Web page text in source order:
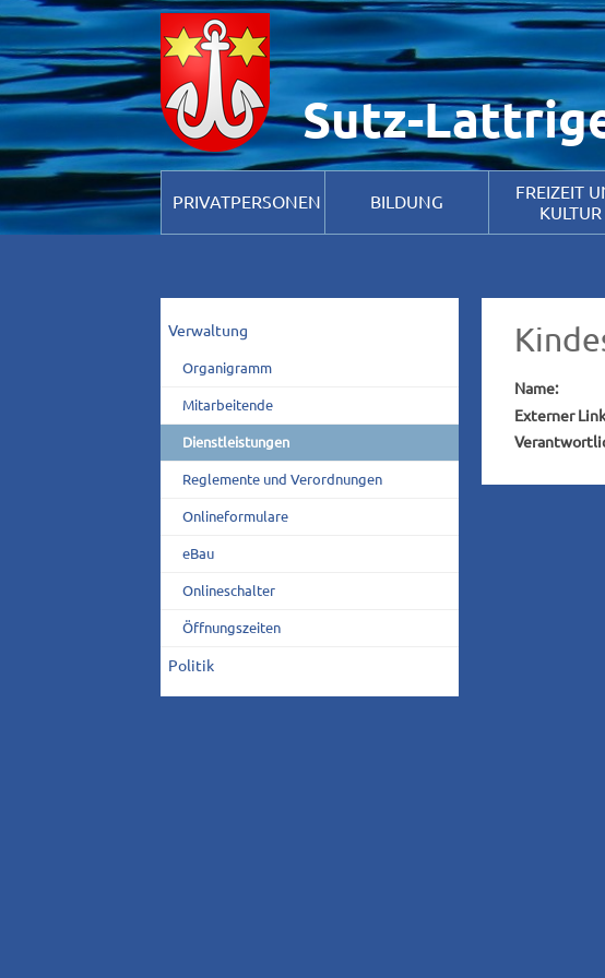
Hinweis zur Verwendung von Cookies. Um unsere Webseite für Sie optimal zu
Verwendung von Cookies zu.
Sutz-
PRIVATPERSONEN BILDUNG
FREIZEIT
KULTUR
Verwaltung
Organigramm
Mitarbeitende
Dienstleistungen
Reglemente und Verordnungen
Onlineformulare
eBau
Onlineschalter
Öffnungszeiten
Politik
Name:
Externer